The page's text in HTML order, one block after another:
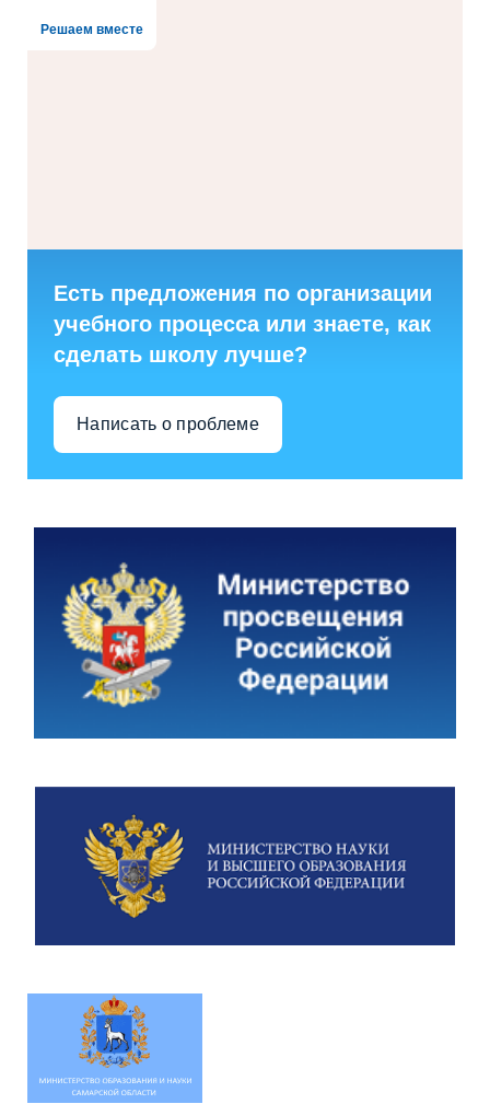
Решаем вместе
Есть предложения по организации
учебного процесса или знаете, как
сделать школу лучше?
Написать о проблеме